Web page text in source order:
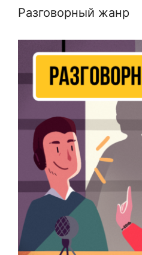
Разговорный жанр